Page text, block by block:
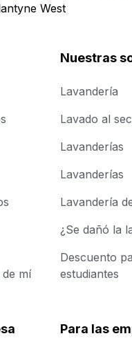
West
mí
Nuestras
Lavandería
Lavado al
Lavanderías
Lavanderías
Lavandería
¿Se dañó la
Descuento
estudiantes
Para las